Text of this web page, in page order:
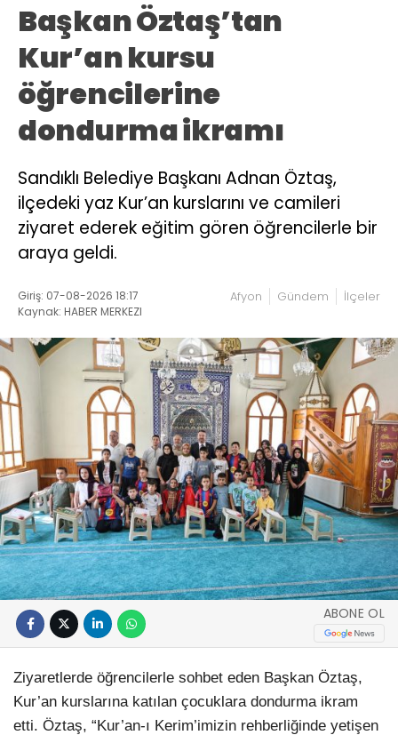
Başkan Öztaş’tan
Kur’an kursu
öğrencilerine
dondurma ikramı
Sandıklı Belediye Başkanı Adnan Öztaş,
ilçedeki yaz Kur’an kurslarını ve camileri
ziyaret ederek eğitim gören öğrencilerle bir
araya geldi.
Giriş: 07-08-2026 18:17
Kaynak: HABER MERKEZI
Afyon Gündem İlçeler
ABONE OL
Ziyaretlerde öğrencilerle sohbet eden Başkan Öztaş,
Kur’an kurslarına katılan çocuklara dondurma ikram
etti. Öztaş, “Kur’an-ı Kerim’imizin rehberliğinde yetişen